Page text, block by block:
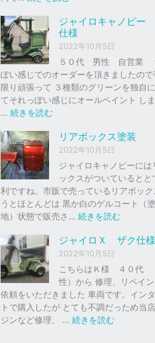
、
車
の
下
取
り
、
買
を
は
じ
め
ま
し
た
ャ
イ
ロ
Ｘ
ソ
リ
レ
ッ
ド
ジャイロキャノピー
仕様
2022年10月5日
５０代 男性 自営業
ぽい感じでのオーダーを頂きましたので
限り頑張って ３種類のグリーンを独自
てそれっぽい感じにオールペイント しま
… 続きを読む:
イ
ロ
キ
ャ
ノ
ピ
ザ
仕
様
リアボックス塗装
2022年10月5日
ジャイロキャノピーには
ックスがついているとと
利ですね。市販で売っているリアボック
うとほとんどは 黒か白のゲルコート（
地）状態で販売さ… 続きを読む:
ア
ッ
ク
ス
塗
ジャイロＸ ザク仕様
2022年10月5日
こちらはＫ様 ４０代
性）から 修理、リペイ
依頼をいただきました 車両です。イン
トで購入したが とても不調だっため当
ジンなど修理、 … 続きを読む: